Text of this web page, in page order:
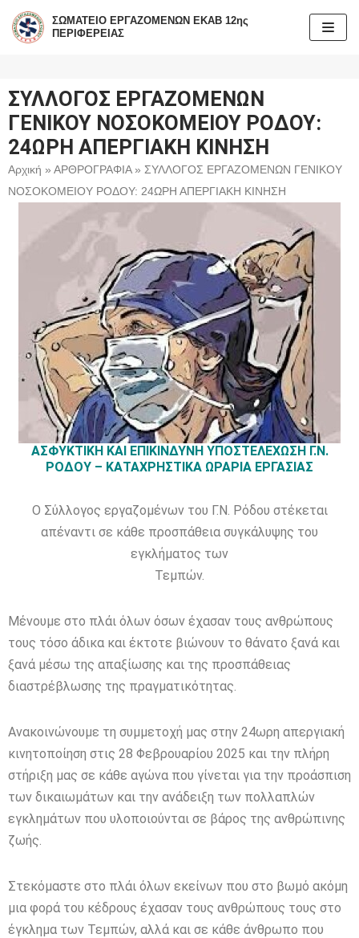
Μεταπηδήστε
περιεχόμενο
ΣΩΜΑΤΕΙΟ ΕΡΓΑΖΟΜΕΝΩΝ ΕΚΑΒ 12ης
ΠΕΡΙΦΕΡΕΙΑΣ
ΣΥΛΛΟΓΟΣ ΕΡΓΑΖΟΜΕΝΩΝ
ΓΕΝΙΚΟΥ ΝΟΣΟΚΟΜΕΙΟΥ ΡΟΔΟΥ:
24ΩΡΗ ΑΠΕΡΓΙΑΚΗ ΚΙΝΗΣΗ
Αρχική » ΑΡΘΡΟΓΡΑΦΙΑ» ΣΥΛΛΟΓΟΣ ΕΡΓΑΖΟΜΕΝΩΝ ΓΕΝΙΚΟΥ
ΝΟΣΟΚΟΜΕΙΟΥ ΡΟΔΟΥ: 24ΩΡΗ ΑΠΕΡΓΙΑΚΗ ΚΙΝΗΣΗ
ΑΣΦΥΚΤΙΚΗ ΚΑΙ ΕΠΙΚΙΝΔΥΝΗ ΥΠΟΣΤΕΛΕΧΩΣΗ Γ.Ν.
ΡΟΔΟΥ – ΚΑΤΑΧΡΗΣΤΙΚΑ ΩΡΑΡΙΑ ΕΡΓΑΣΙΑΣ
Ο Σύλλογος εργαζομένων του Γ.Ν. Ρόδου στέκεται
απέναντι σε κάθε προσπάθεια συγκάλυψης του
εγκλήματος των
Τεμπών.
Μένουμε στο πλάι όλων όσων έχασαν τους ανθρώπους
τους τόσο άδικα και έκτοτε βιώνουν το θάνατο ξανά και
ξανά μέσω της απαξίωσης και της προσπάθειας
διαστρέβλωσης της πραγματικότητας.
Ανακοινώνουμε τη συμμετοχή μας στην 24ωρη απεργιακή
κινητοποίηση στις 28 Φεβρουαρίου 2025 και την πλήρη
στήριξη μας σε κάθε αγώνα που γίνεται για την προάσπιση
των δικαιωμάτων και την ανάδειξη των πολλαπλών
εγκλημάτων που υλοποιούνται σε βάρος της ανθρώπινης
ζωής.
Στεκόμαστε στο πλάι όλων εκείνων που στο βωμό ακόμη
μια φορά του κέδρους έχασαν τους ανθρώπους τους στο
έγκλημα των Τεμπών, αλλά και σε κάθε άνθρωπο που